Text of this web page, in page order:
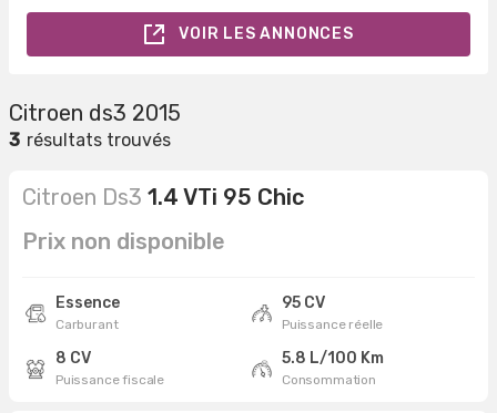
VOIR LES ANNONCES
Citroen ds3 2015
3 résultats trouvés
Citroen Ds3 1.4 VTi 95 Chic
Prix non disponible
Essence
Carburant
95 CV
Puissance réelle
8 CV
Puissance fiscale
5.8 L/100 Km
Consommation